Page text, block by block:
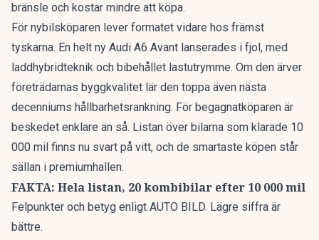
bränsle och kostar mindre att köpa.
För nybilsköparen lever formatet vidare hos främst
tyskarna. En helt ny Audi A6 Avant lanserades i fjol, med
laddhybridteknik och bibehållet lastutrymme. Om den ärver
företrädarnas byggkvalitet lär den toppa även nästa
decenniums hållbarhetsrankning. För begagnatköparen är
beskedet enklare än så. Listan över bilarna som klarade 10
000 mil finns nu svart på vitt, och de smartaste köpen står
sällan i premiumhallen.
FAKTA: Hela listan, 20 kombibilar efter 10 000 mil
Felpunkter och betyg enligt AUTO BILD. Lägre siffra är
bättre.